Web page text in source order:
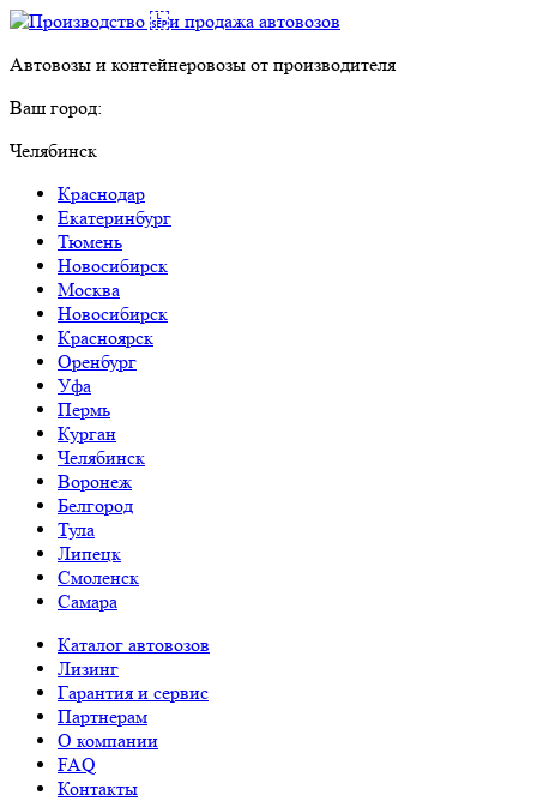
Автовозы и контейнеровозы от производителя
Ваш город:
Челябинск
Краснодар
Екатеринбург
Тюмень
Новосибирск
Москва
Новосибирск
Красноярск
Оренбург
Уфа
Пермь
Курган
Челябинск
Воронеж
Белгород
Тула
Липецк
Смоленск
Самара
Каталог автовозов
Лизинг
Гарантия и сервис
Партнерам
О компании
FAQ
Контакты